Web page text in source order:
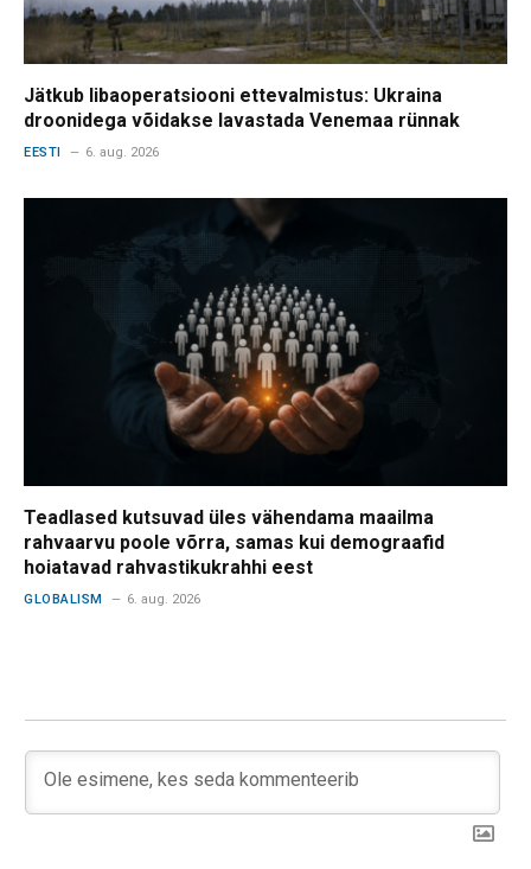
Jätkub libaoperatsiooni ettevalmistus: Ukraina
droonidega võidakse lavastada Venemaa rünnak
EESTI 6. aug. 2026
Teadlased kutsuvad üles vähendama maailma
rahvaarvu poole võrra, samas kui demograafid
hoiatavad rahvastikukrahhi eest
GLOBALISM 6. aug. 2026